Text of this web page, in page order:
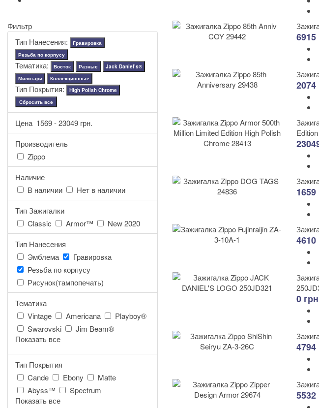
Фильтр
Тип Нанесения:
Гравировка
Резьба по корпусу
Тематика: Восток Разные
Jack Daniel’s®
Милитари
Коллекционные
Тип Покрытия:
High Polish Chrome
Сбросить все
Цена 1569-23049 грн.
Производитель
Zippo
Наличие
В наличии
Нет в наличии
Тип Зажигалки
Classic
Armor™
New 2020
Тип Нанесения
Эмблема
Гравировка
Резьба по корпусу
Рисунок(тампопечать)
Тематика
Vintage
Americana
Playboy®
Swarovski
Jim Beam®
Показать все
Тип Покрытия
Cande
Ebony
Matte
Abyss™
Spectrum
Показать все
6915
2074
1659
4610
0
4794
5532